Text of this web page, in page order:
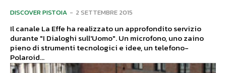
DISCOVER PISTOIA - 2 SETTEMBRE 2015
Il canale La Effe ha realizzato un approfondito servizio
durante "I Dialoghi sull'Uomo". Un microfono, uno zaino
pieno di strumenti tecnologici e idee, un telefono-
Polaroid...